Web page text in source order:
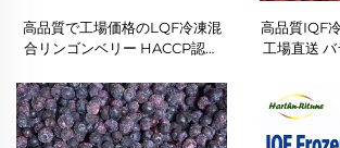
高品質で工場価格のLQF冷凍混
合リンゴンベリー HACCP認定
高品質IQF
工場直送 バ